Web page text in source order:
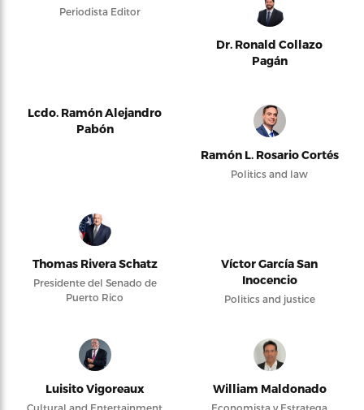
Periodista Editor
Dr. Ronald Collazo
Pagán
Lcdo. Ramón Alejandro
Pabón
Ramón L. Rosario Cortés
Politics and law
Thomas Rivera Schatz
Presidente del Senado de
Puerto Rico
Víctor García San
Inocencio
Politics and justice
Luisito Vigoreaux
Cultural and Entertainment
William Maldonado
Economista y Estratega